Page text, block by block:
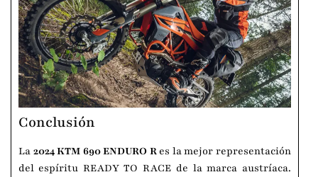
Conclusión
La 2024 KTM 690 ENDURO Res la mejor representación
del espíritu READY TO RACE de la marca austríaca.